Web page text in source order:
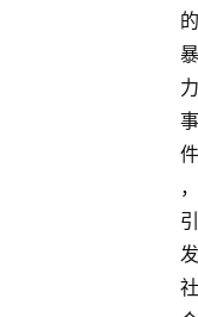
的
暴
力
事
件
，
引
发
社